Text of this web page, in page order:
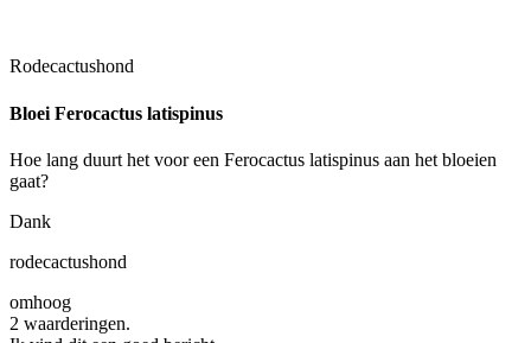
Rodecactushond
Bloei Ferocactus latispinus
Hoe lang duurt het voor een Ferocactus latispinus aan het bloeien
gaat?
Dank
rodecactushond
omhoog
2 waarderingen.